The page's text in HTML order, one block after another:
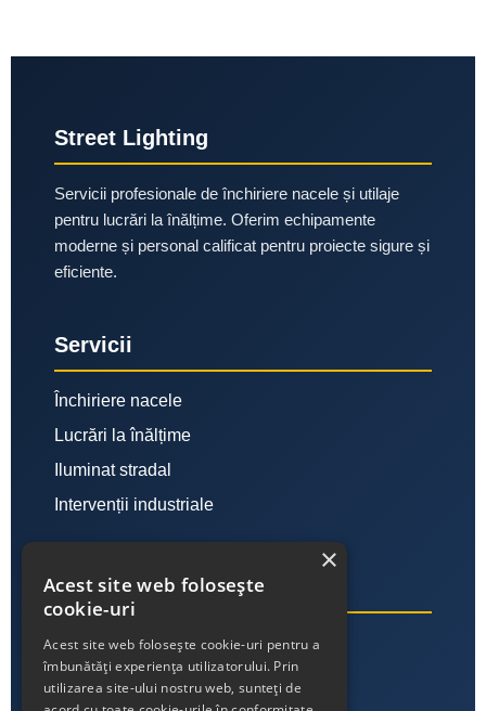
Street Lighting
Servicii profesionale de închiriere nacele și utilaje
pentru lucrări la înălțime. Oferim echipamente
moderne și personal calificat pentru proiecte sigure și
eficiente.
Servicii
Închiriere nacele
Lucrări la înălțime
Iluminat stradal
Intervenții industriale
Link-uri utile
Despre noi
Contact
×
Acest site web folosește
cookie-uri
Acest site web folosește cookie-uri pentru a
îmbunătăți experiența utilizatorului. Prin
utilizarea site-ului nostru web, sunteți de